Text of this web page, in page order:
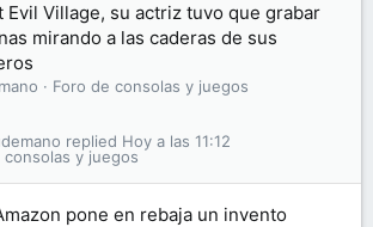
Evil Village, su actriz tuvo que grabar
mirando a las caderas de sus
Foro de consolas y juegos
consolas y juegos
Hoy a las 11:12
pone en rebaja un invento